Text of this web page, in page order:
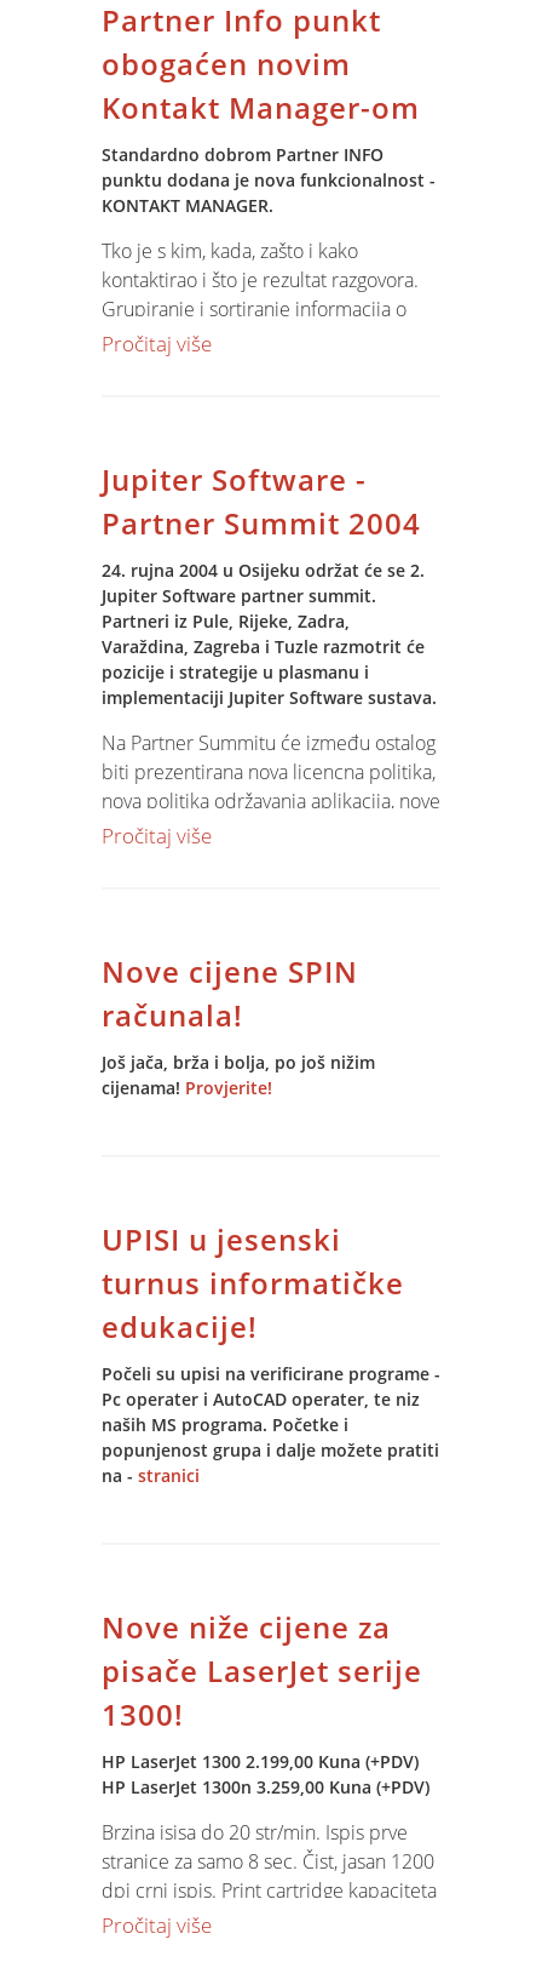
definiranje dokumenata koji podlježu
cashflow analizi. Analiza ne traži
dodatne pripreme podataka već ON
LINE zahvaća podatke iz knjiženja
segmenata poslovanja.
Partner Info punkt
obogaćen novim
Kontakt Manager-om
Standardno dobrom Partner INFO
punktu dodana je nova funkcionalnost -
KONTAKT MANAGER.
Tko je s kim, kada, zašto i kako
kontaktirao i što je rezultat razgovora.
Grupiranje i sortiranje informacija o
kontaktima po bilo koejem kriteriju:
Partner Info Punkt. Funkcionalnost se
isporučuje standardno s novom
verzijom Jupiter Software klijenta.
Pročitaj više
Jupiter Software -
Partner Summit 2004
24. rujna 2004 u Osijeku održat će se 2.
Jupiter Software partner summit.
Partneri iz Pule, Rijeke, Zadra,
Varaždina, Zagreba i Tuzle razmotrit će
pozicije i strategije u plasmanu i
implementaciji Jupiter Software sustava.
Na Partner Summitu će između ostalog
biti prezentirana nova licencna politika,
nova politika održavanja aplikacija, nove
osobine verzije 7 i najava novih osobina
Pročitaj više
Nove cijene SPIN
računala!
Još jača, brža i bolja, po još nižim
cijenama! Provjerite!
UPISI u jesenski
turnus informatičke
edukacije!
Počeli su upisi na verificirane programe -
Pc operater i AutoCAD operater, te niz
naših MS programa. Početke i
popunjenost grupa i dalje možete pratiti
na - stranici
Nove niže cijene za
pisače LaserJet serije
1300!
HP LaserJet 1300 2.199,00 Kuna (+PDV)
HP LaserJet 1300n 3.259,00 Kuna (+PDV)
Brzina isisa do 20 str/min. Ispis prve
stranice za samo 8 sec. Čist, jasan 1200
dpi crni ispis. Print cartridge kapaciteta
1200 str.NE OKLIJEVAJTE - NARUČITE
Pročitaj više